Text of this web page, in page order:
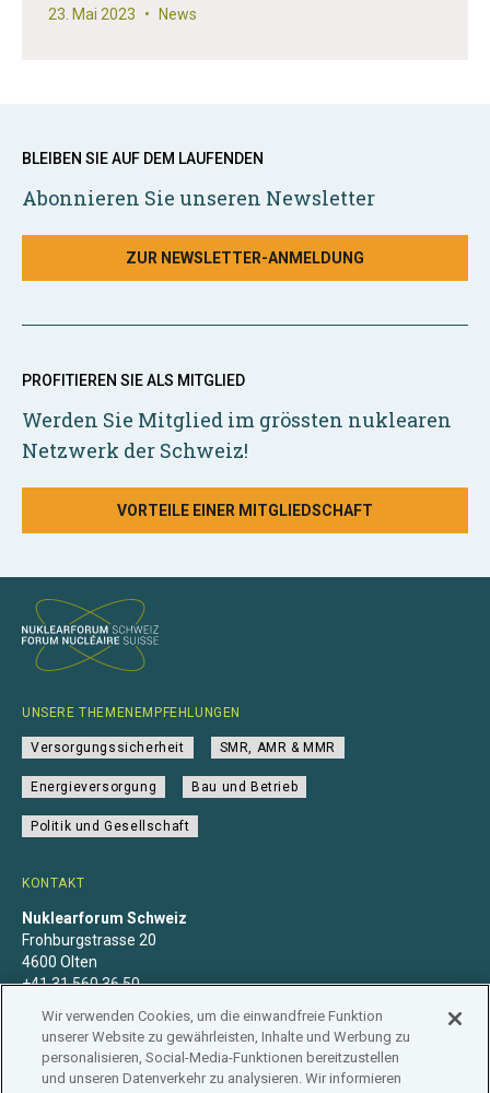
23. Mai 2023 • News
BLEIBEN SIE AUF DEM LAUFENDEN
Abonnieren Sie unseren Newsletter
ZUR NEWSLETTER-ANMELDUNG
PROFITIEREN SIE ALS MITGLIED
Werden Sie Mitglied im grössten nuklearen
Netzwerk der Schweiz!
VORTEILE EINER MITGLIEDSCHAFT
KONTAKT
Nuklearforum Schweiz
Frohburgstrasse 20
4600 Olten
+41 31 560 36 50
UNSERE THEMENEMPFEHLUNGEN
Versorgungssicherheit SMR, AMR & MMR
Energieversorgung Bau und Betrieb
Politik und Gesellschaft
Wir verwenden Cookies, um die einwandfreie Funktion
unserer Website zu gewährleisten, Inhalte und Werbung zu
personalisieren, Social-Media-Funktionen bereitzustellen
und unseren Datenverkehr zu analysieren. Wir informieren